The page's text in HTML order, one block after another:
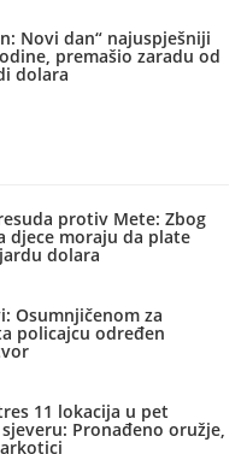
Novi dan“ najuspješniji
premašio zaradu od
dolara
protiv Mete: Zbog
djece moraju da plate
dolara
Osumnjičenom za
policajcu određen
11 lokacija u pet
Pronađeno oružje,